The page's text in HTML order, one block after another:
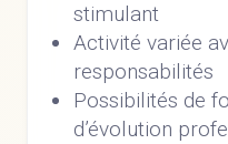
stimulant
Activité variée
responsabilités
Possibilités de
d’évolution